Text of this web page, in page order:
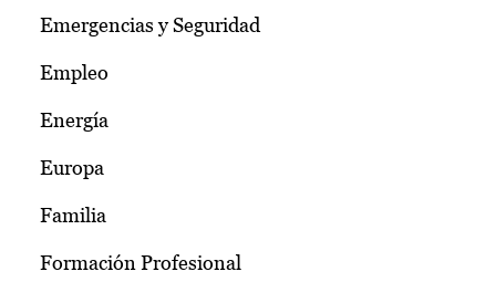
Emergencias y Seguridad
Empleo
Energía
Europa
Familia
Formación Profesional